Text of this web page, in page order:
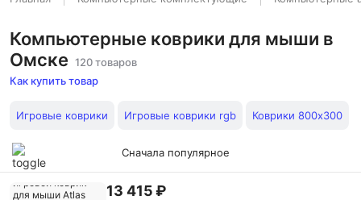
Компьютерные коврики для мыши в
Омске 120 товаров
Как купить товар
Игровые коврики Игровые коврики rgb Коврики 800х300
Сначала популярное
13 415 ₽